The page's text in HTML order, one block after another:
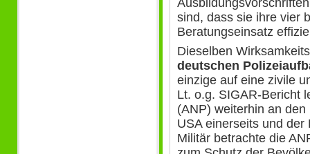
sind, dass sie ihre vier
Beratungseinsatz
Dieselben
deutschen
einzige auf eine zivile
Lt. o.g. SIGAR-Bericht
(ANP) weiterhin an
USA einerseits und
Militär betrachte die